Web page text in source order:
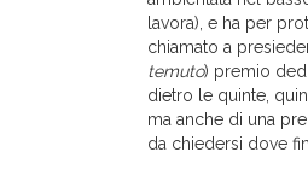
lavora), e ha per
chiamato a
temuto) premio
dietro le quinte,
ma anche di una
da chiedersi dove